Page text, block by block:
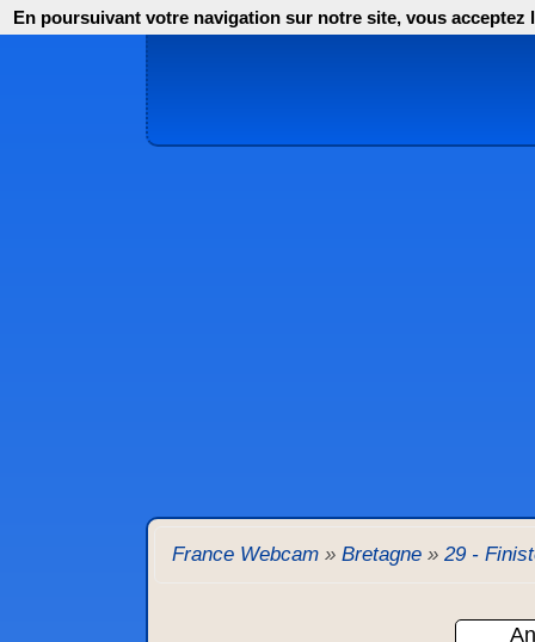
France Webcam » Bretagne » 29 -
En poursuivant votre navigation sur notre site, vous